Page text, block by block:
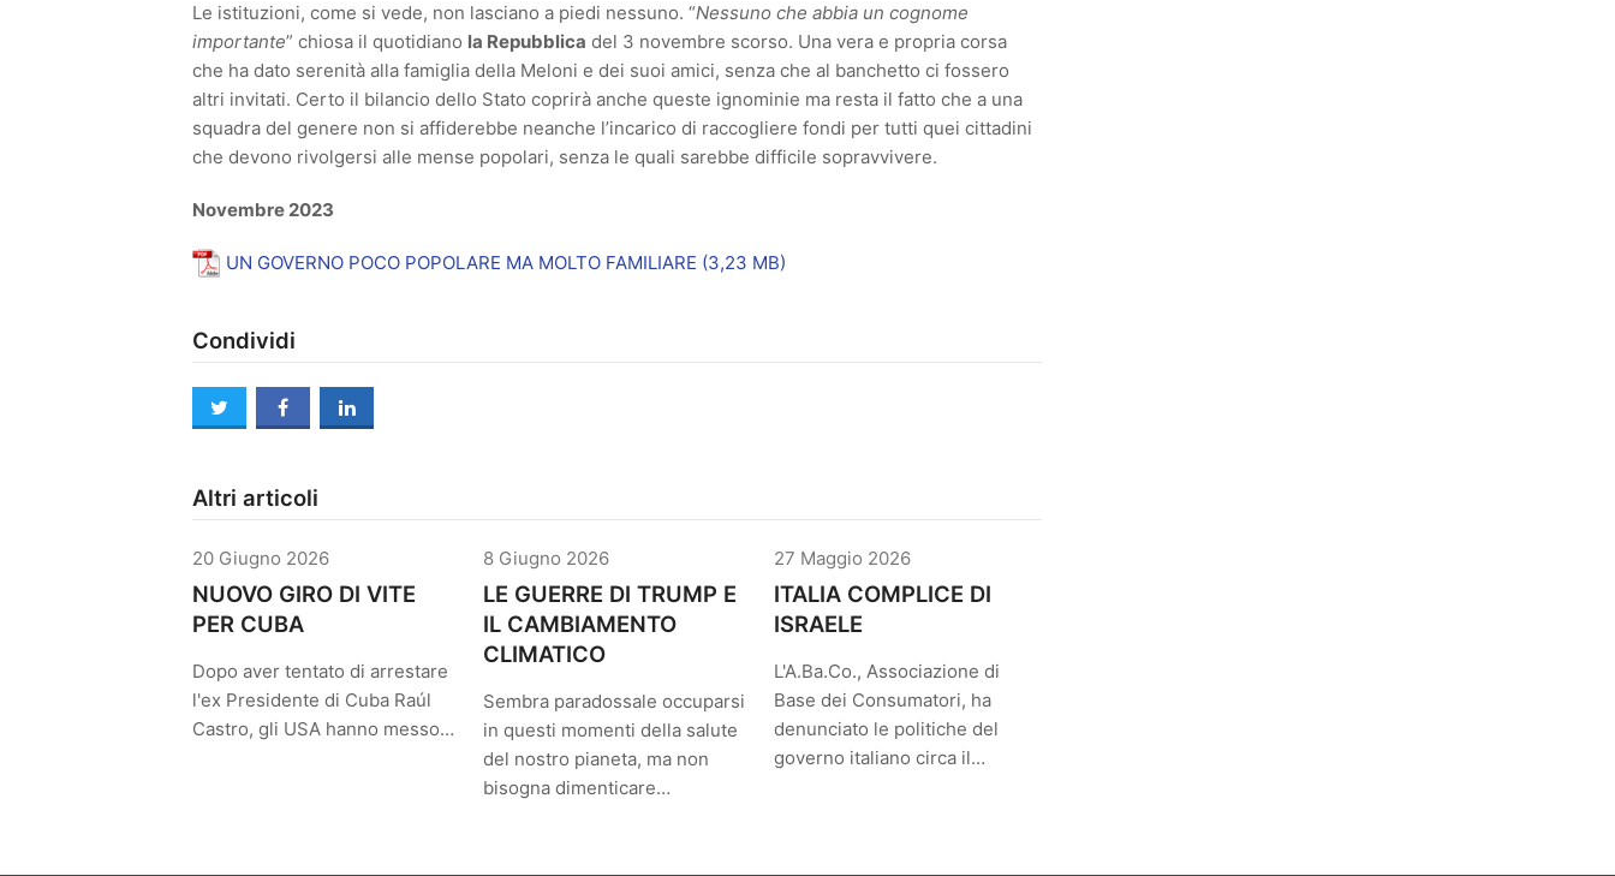
Le istituzioni, come si vede, non lasciano a piedi nessuno. “Nessuno che abbia un cognome
importante” chiosa il quotidiano la Repubblica del 3 novembre scorso. Una vera e propria corsa
che ha dato serenità alla famiglia della Meloni e dei suoi amici, senza che al banchetto ci fossero
altri invitati. Certo il bilancio dello Stato coprirà anche queste ignominie ma resta il fatto che a una
squadra del genere non si affiderebbe neanche l’incarico di raccogliere fondi per tutti quei cittadini
che devono rivolgersi alle mense popolari, senza le quali sarebbe difficile sopravvivere.
Novembre 2023
UN GOVERNO POCO POPOLARE MA MOLTO FAMILIARE
Condividi
twitter facebooklinkedin
Altri articoli
20 Giugno 2026
NUOVO GIRO DI VITE
PER CUBA
Dopo aver tentato di arrestare
l'ex Presidente di Cuba Raúl
Castro, gli USA hanno messo…
8 Giugno 2026
LE GUERRE DI TRUMP E
IL CAMBIAMENTO
CLIMATICO
Sembra paradossale occuparsi
in questi momenti della salute
del nostro pianeta, ma non
bisogna dimenticare…
27 Maggio 2026
ITALIA COMPLICE DI
ISRAELE
L'A.Ba.Co., Associazione di
Base dei Consumatori, ha
denunciato le politiche del
governo italiano circa il…